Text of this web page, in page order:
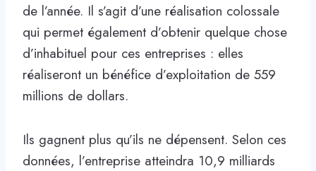
de l’année. Il s’agit d’une réalisation colossale
qui permet également d’obtenir quelque chose
d’inhabituel pour ces entreprises : elles
réaliseront un bénéfice d’exploitation de 559
millions de dollars.
Ils gagnent plus qu’ils ne dépensent. Selon ces
données, l’entreprise atteindra 10,9 milliards